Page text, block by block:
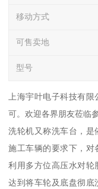
移动方式
可售卖地
型号
上海宇叶电子科技有
可。欢迎各界朋友莅临
洗轮机又称洗车台，是
施工车辆的要求下，对
利用多方位高压水对轮
达到将车轮及底盘彻底